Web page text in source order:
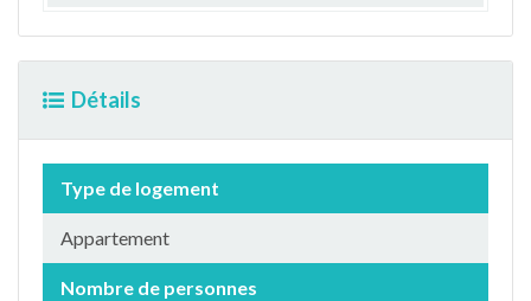
Détails
Type de logement
Appartement
Nombre de personnes